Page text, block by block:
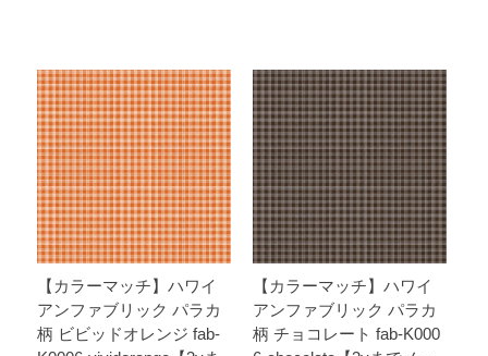
【カラーマッチ】ハワイ
アンファブリック パラカ
柄 ビビッドオレンジ fab-
【カラーマッチ】ハワイ
アンファブリック パラカ
柄 チョコレート fab-K000